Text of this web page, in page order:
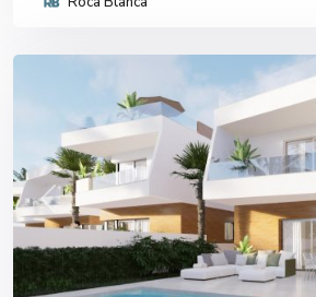
la
Previous